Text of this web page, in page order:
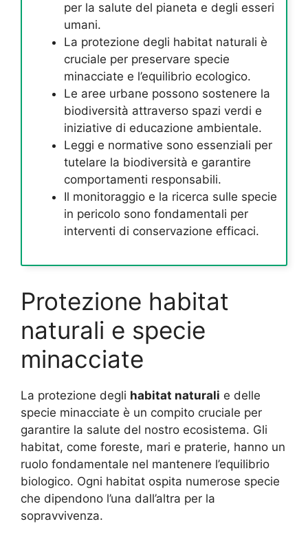
per la salute del pianeta e degli esseri
umani.
La protezione degli habitat naturali è
cruciale per preservare specie
minacciate e l’equilibrio ecologico.
Le aree urbane possono sostenere la
biodiversità attraverso spazi verdi e
iniziative di educazione ambientale.
Leggi e normative sono essenziali per
tutelare la biodiversità e garantire
comportamenti responsabili.
Il monitoraggio e la ricerca sulle specie
in pericolo sono fondamentali per
interventi di conservazione efficaci.
Protezione habitat
naturali e specie
minacciate
La protezione degli habitat naturali e delle
specie minacciate è un compito cruciale per
garantire la salute del nostro ecosistema. Gli
habitat, come foreste, mari e praterie, hanno un
ruolo fondamentale nel mantenere l’equilibrio
biologico. Ogni habitat ospita numerose specie
che dipendono l’una dall’altra per la
sopravvivenza.